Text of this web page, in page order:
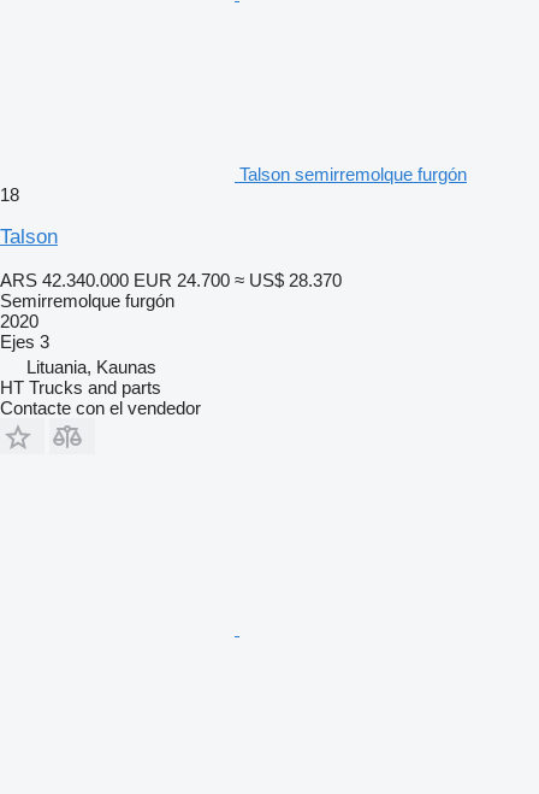
Talson semirremolque furgón
18
Talson
ARS 42.340.000 EUR 24.700 ≈ US$ 28.370
Semirremolque furgón
2020
Ejes 3
Lituania, Kaunas
HT Trucks and parts
Contacte con el vendedor